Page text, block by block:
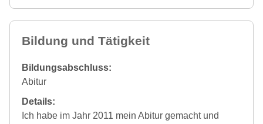
Bildung und Tätigkeit
Bildungsabschluss:
Abitur
Details:
Ich habe im Jahr 2011 mein Abitur gemacht und